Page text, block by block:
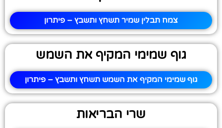
צמח תבלין שמיר תשחץ ותשבץ – פיתרון
גוף שמימי המקיף את השמש
גוף שמימי המקיף את השמש תשחץ ותשבץ – פיתרון
שרי הבריאות